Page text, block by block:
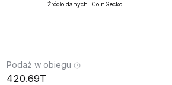
Źródło danych: CoinGecko
Podaż w obiegu
420.69T